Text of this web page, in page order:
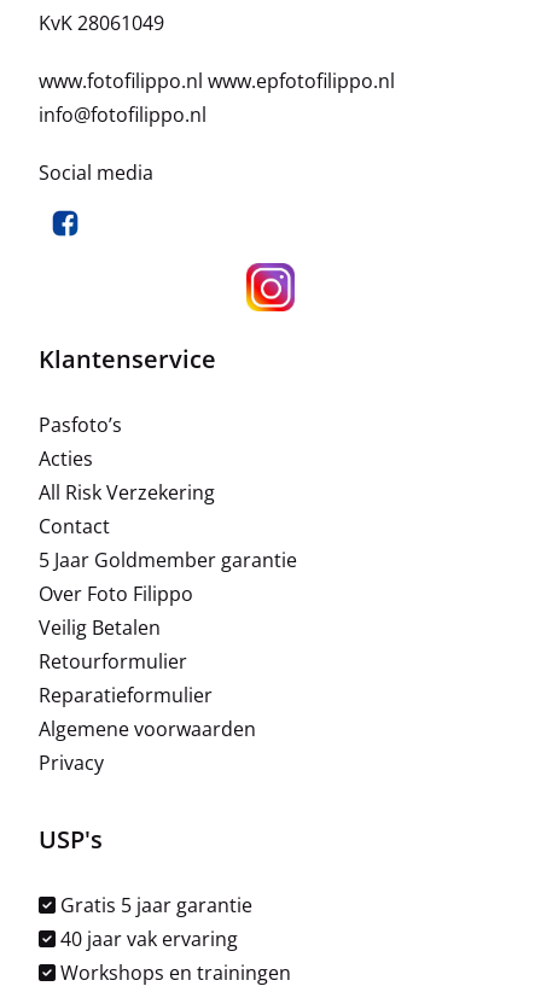
KvK 28061049
www.fotofilippo.nlwww.epfotofilippo.nl
info@fotofilippo.nl
Social media
Klantenservice
Pasfoto’s
Acties
All Risk Verzekering
Contact
5 Jaar Goldmember garantie
Over Foto Filippo
Veilig Betalen
Retourformulier
Reparatieformulier
Algemene voorwaarden
Privacy
USP's
Gratis 5 jaar garantie
40 jaar vak ervaring
Workshops en trainingen